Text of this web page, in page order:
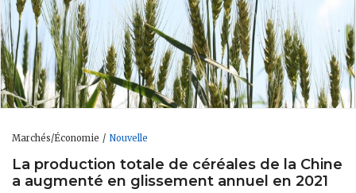
Marchés/Économie Nouvelle
La production totale de céréales de la Chine
a augmenté en glissement annuel en 2021